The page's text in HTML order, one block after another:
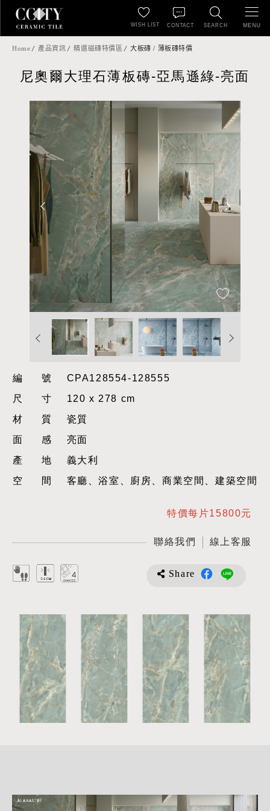
SEARCH
WISH LIST CONTACT MENU
Home 產品資訊 精選磁磚特價區 大板磚 / 薄板磚特價
尼奧爾大理石薄板磚-亞馬遜綠-亮面
編號CPA128554-128555
尺寸120 x 278 cm
材質瓷質
面感亮面
產地義大利
空間客廳、浴室、廚房、商業空間、建築空間
特價每片15800元
聯絡我們 線上客服
Share
細